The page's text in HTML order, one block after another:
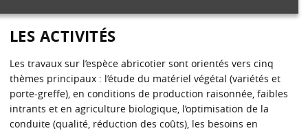
LES ACTIVITÉS
Les travaux sur l’espèce abricotier sont orientés vers cinq
thèmes principaux : l’étude du matériel végétal (variétés et
porte-greffe), en conditions de production raisonnée, faibles
intrants et en agriculture biologique, l’optimisation de la
conduite (qualité, réduction des coûts), les besoins en